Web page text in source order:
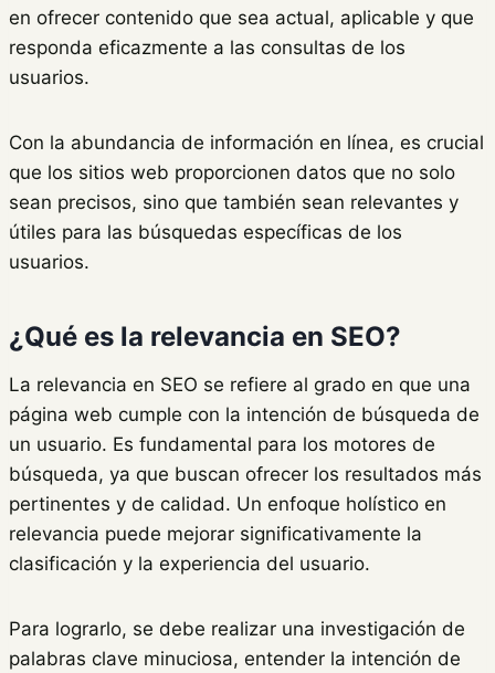
en ofrecer contenido que sea actual, aplicable y que
responda eficazmente a las consultas de los
usuarios.
Con la abundancia de información en línea, es crucial
que los sitios web proporcionen datos que no solo
sean precisos, sino que también sean relevantes y
útiles para las búsquedas específicas de los
usuarios.
¿Qué es la relevancia en SEO?
La relevancia en SEO se refiere al grado en que una
página web cumple con la intención de búsqueda de
un usuario. Es fundamental para los motores de
búsqueda, ya que buscan ofrecer los resultados más
pertinentes y de calidad. Un enfoque holístico en
relevancia puede mejorar significativamente la
clasificación y la experiencia del usuario.
Para lograrlo, se debe realizar una investigación de
palabras clave minuciosa, entender la intención de